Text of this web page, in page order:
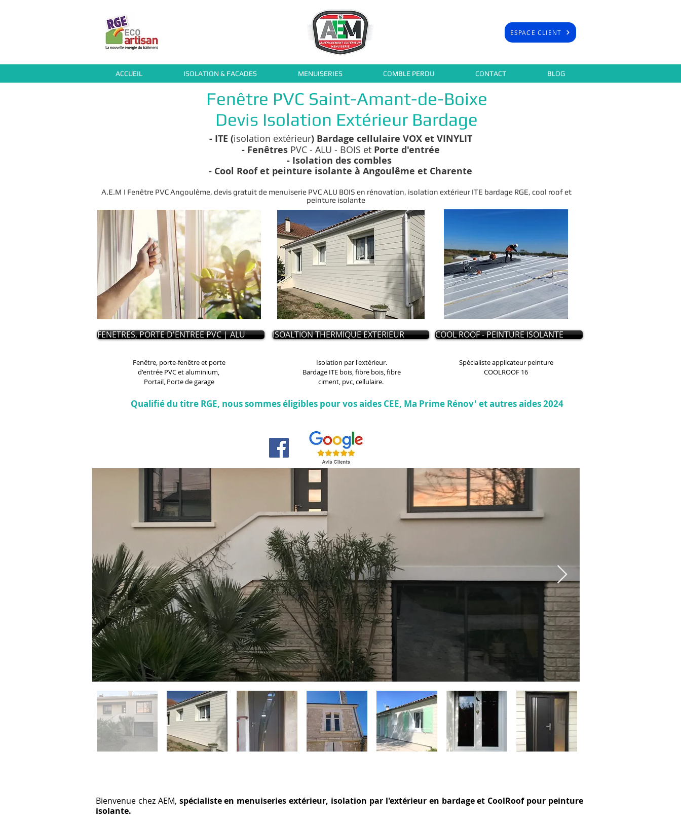
ESPACE CLIENT
ACCUEIL ISOLATION & FACADES MENUISERIES COMBLE PERDU CONTACT BLOG
Fenêtre PVC Saint-Amant-de-Boixe
- ITE (isolation extérieur) Bardage ​ cellulaire VOX et VINYLIT
- Fenêtres PVC - ALU - BOIS et Porte d'entrée
- Isolation des combles
- Cool Roof et peinture isolante à Angoulême et Charente
A.E.M | Fenêtre PVC Angoulême, devis gratuit de menuiserie PVC ALU BOIS en rénovation, isolation extérieur ITE bardage RGE, cool roof et
peinture isolante
Devis Isolation Extérieur Bardage
FENETRES, PORTE D'ENTREE PVC | ALU
Fenêtre, porte-fenêtre et porte
d'entrée PVC et aluminium,
Portail, Porte de garage
ISOALTION THERMIQUE EXTERIEUR
Isolation par l'extérieur.
Bardage ITE bois, fibre bois, fibre
ciment, pvc, cellulaire.
COOL ROOF - PEINTURE ISOLANTE
Spécialiste applicateur peinture
COOLROOF 16
Qualifié du titre RGE, nous sommes éligibles pour vos aides CEE, Ma Prime Rénov' et autres aides 2024
Bienvenue chez AEM, spécialiste en menuiseries extérieur, isolation par l'extérieur en bardage et CoolRoof pour peinture
isolante.